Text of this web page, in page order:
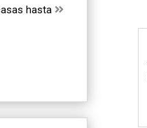
hasta